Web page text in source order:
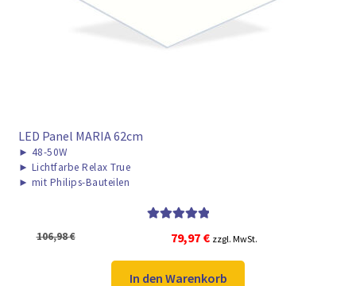
LED Panel MARIA 62cm
► 48-50W
► Lichtfarbe Relax True
► mit Philips-Bauteilen
von 5
106,98€
Ursprünglicher
war:
79,97 €Aktueller
ist:
zzgl. MwSt.
In den Warenkorb